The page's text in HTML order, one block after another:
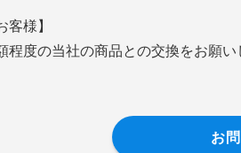
客様】
程度の当社の商品との交換をお願
お